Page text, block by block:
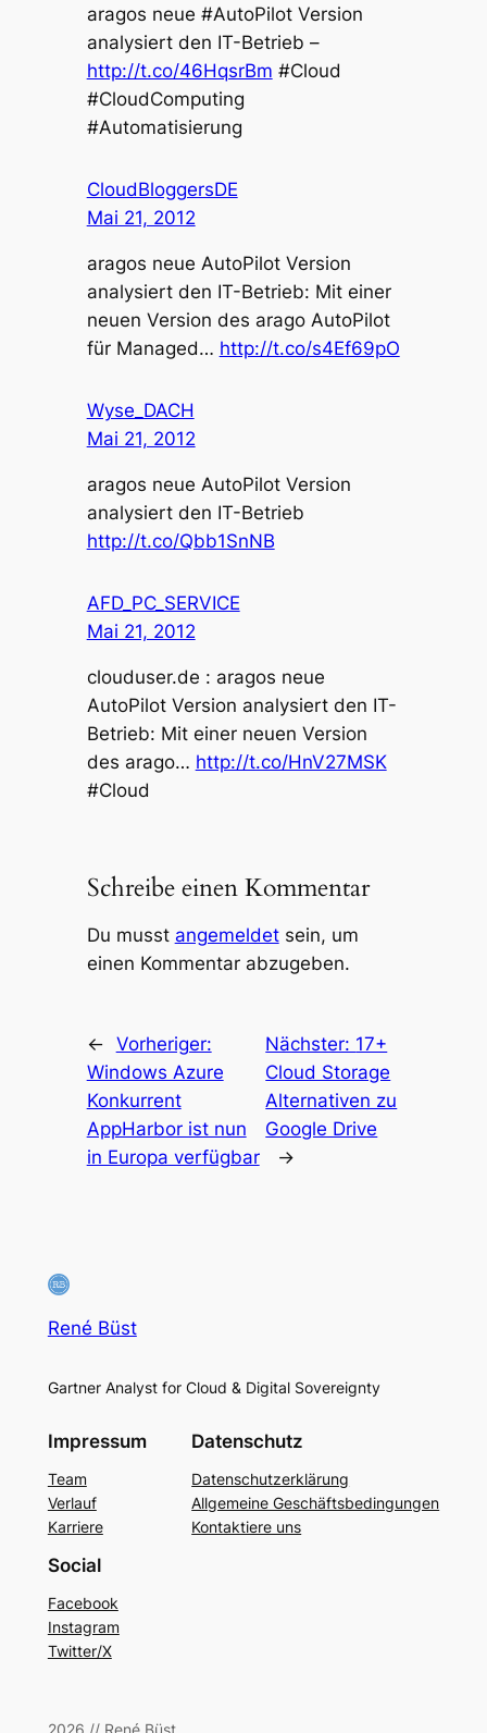
aragos neue #AutoPilot Version
analysiert den IT-Betrieb –
http://t.co/46HqsrBm #Cloud
#CloudComputing
#Automatisierung
CloudBloggersDE
Mai 21, 2012
aragos neue AutoPilot Version
analysiert den IT-Betrieb: Mit einer
neuen Version des arago AutoPilot
für Managed… http://t.co/s4Ef69pO
Wyse_DACH
Mai 21, 2012
aragos neue AutoPilot Version
analysiert den IT-Betrieb
http://t.co/Qbb1SnNB
AFD_PC_SERVICE
Mai 21, 2012
clouduser.de : aragos neue
AutoPilot Version analysiert den IT-
Betrieb: Mit einer neuen Version
des arago… http://t.co/HnV27MSK
#Cloud
Schreibe einen Kommentar
Du musst angemeldetsein, um
einen Kommentar abzugeben.
← Vorheriger:
Windows Azure
Konkurrent
AppHarbor ist nun
in Europa verfügbar
Nächster: 17+
Cloud Storage
Alternativen zu
Google Drive
→
René Büst
Gartner Analyst for Cloud & Digital Sovereignty
Impressum
Team
Verlauf
Karriere
Datenschutz
Datenschutzerklärung
Allgemeine Geschäftsbedingungen
Kontaktiere uns
Social
Facebook
Instagram
Twitter/X